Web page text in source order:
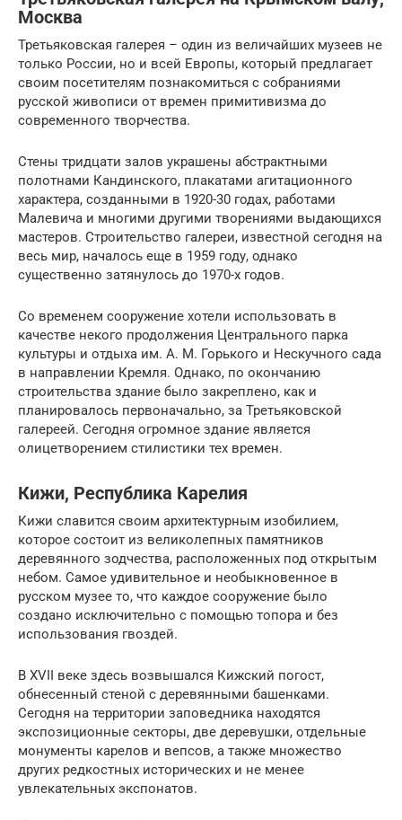
Москва
Третьяковская галерея – один из величайших музеев не
только России, но и всей Европы, который предлагает
своим посетителям познакомиться с собраниями
русской живописи от времен примитивизма до
современного творчества.
Стены тридцати залов украшены абстрактными
полотнами Кандинского, плакатами агитационного
характера, созданными в 1920-30 годах, работами
Малевича и многими другими творениями выдающихся
мастеров. Строительство галереи, известной сегодня на
весь мир, началось еще в 1959 году, однако
существенно затянулось до 1970-х годов.
Со временем сооружение хотели использовать в
качестве некого продолжения Центрального парка
культуры и отдыха им. А. М. Горького и Нескучного сада
в направлении Кремля. Однако, по окончанию
строительства здание было закреплено, как и
планировалось первоначально, за Третьяковской
галереей. Сегодня огромное здание является
олицетворением стилистики тех времен.
Кижи, Республика Карелия
Кижи славится своим архитектурным изобилием,
которое состоит из великолепных памятников
деревянного зодчества, расположенных под открытым
небом. Самое удивительное и необыкновенное в
русском музее то, что каждое сооружение было
создано исключительно с помощью топора и без
использования гвоздей.
В XVII веке здесь возвышался Кижский погост,
обнесенный стеной с деревянными башенками.
Сегодня на территории заповедника находятся
экспозиционные секторы, две деревушки, отдельные
монументы карелов и вепсов, а также множество
других редкостных исторических и не менее
увлекательных экспонатов.